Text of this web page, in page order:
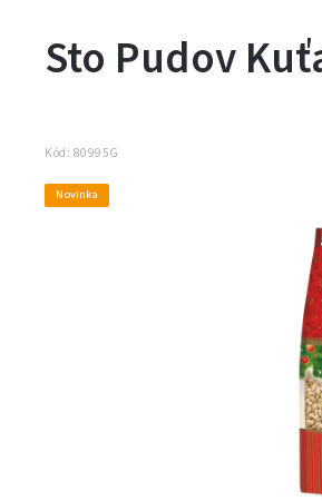
Sto Pudov
Kód: 80995G
Novinka